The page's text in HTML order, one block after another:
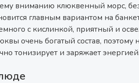
вниманию клюквенный морс,
главным вариантом на
с кислинкой, приятный и
очень богатый состав,
тонизирует и заряжает энергией.